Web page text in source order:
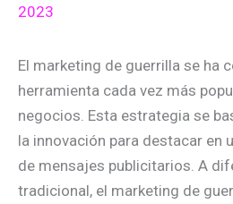
2023
El marketing de guerrilla se ha
herramienta cada vez más
negocios. Esta estrategia se
la innovación para destacar en
de mensajes publicitarios. A
tradicional, el marketing de